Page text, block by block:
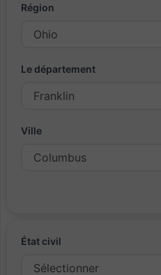
Région
Le département
Ville
État civil